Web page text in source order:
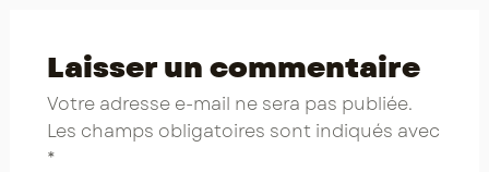
Laisser un commentaire
Votre adresse e-mail ne sera pas publiée.
Les champs obligatoires sont indiqués avec
*